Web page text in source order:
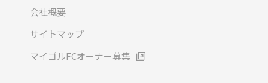
会社概要
サイトマップ
マイゴルFCオーナー募集